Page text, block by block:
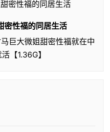
密性福的同居生活
巨大微姐甜密性福就在中
【1.36G】